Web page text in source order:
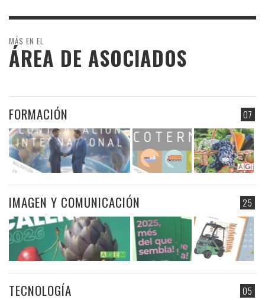
MÁS EN EL
ÁREA DE ASOCIADOS
07
FORMACIÓN
25
IMAGEN Y COMUNICACIÓN
05
TECNOLOGÍA